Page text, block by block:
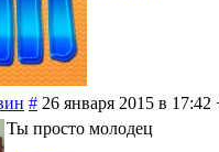
# 26 января 2015 в 17:42
Ты просто молодец